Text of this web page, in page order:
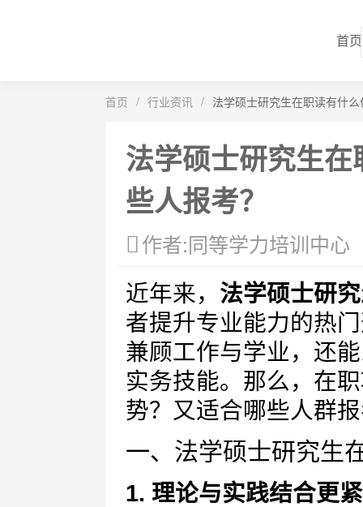
首页
首页 / 行业资讯 / 法学硕士研究生在职读有什
法学硕士研究生
些人报考？
作者:同等学力培训中心
近年来， 法学硕士研
者提升专业能力的热
兼顾工作与学业，还
实务技能。那么，在
势？又适合哪些人群
一、法学硕士研究生
1. 理论与实践结合更